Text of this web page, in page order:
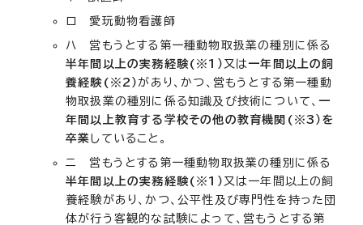
ロ 愛玩動物看護師
ハ 営もうとする第一種動物取扱業の種別に係る
半年間以上の実務経験(※1） 又は一年間以上の飼
養経験(※2） があり、かつ、営もうとする第一種動
物取扱業の種別に係る知識及び技術について、一
年間以上教育する学校その他の教育機関(※3）を
卒業 していること。
ニ 営もうとする第一種動物取扱業の種別に係る
半年間以上の実務経験(※1） 又は一年間以上の飼
養経験があり、かつ、公平性及び専門性を持った団
体が行う客観的な試験によって、営もうとする第